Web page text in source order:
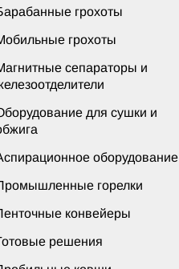
грохоты
грохоты
сепараторы и
для сушки и
оборудование
горелки
конвейеры
решения